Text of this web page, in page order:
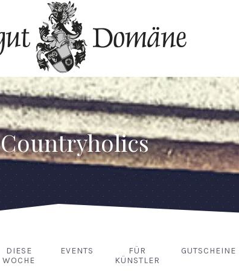
Countryholics
DIESE
WOCHE
EVENTS
FÜR
KÜNSTLER
GUTSCHEINE